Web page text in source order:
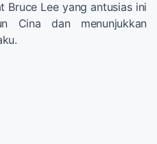
Bruce Lee yang antusias ini
Cina dan menunjukkan